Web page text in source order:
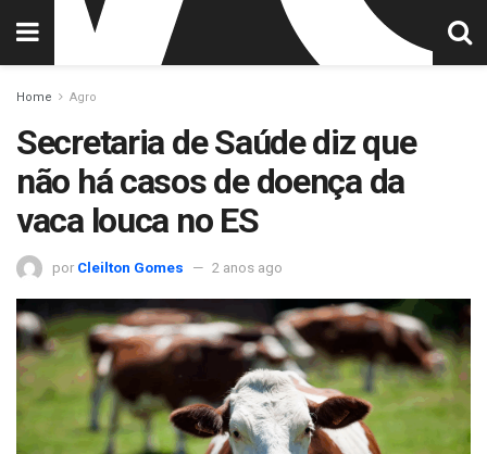
Home Agro
Secretaria de Saúde diz que
não há casos de doença da
vaca louca no ES
por Cleilton Gomes 2 anos ago